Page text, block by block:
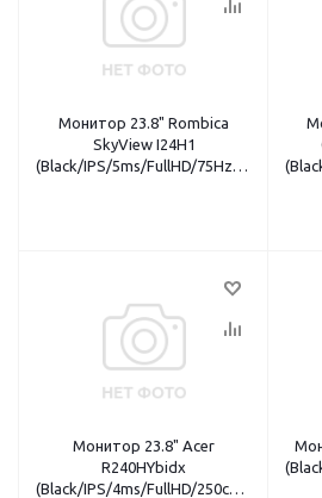
Монитор 23.8" Rombica
SkyView I24H1
(Black/IPS/5ms/FullHD/75Hz/250cd/
Монитор 23.8" Acer
R240HYbidx
(Black/IPS/4ms/FullHD/250cd/